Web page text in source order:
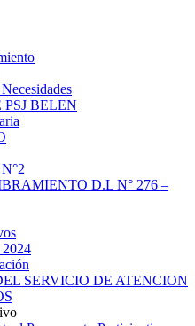
BELEN
D.L N° 276 –
2024
SERVICIO DE ATENCION